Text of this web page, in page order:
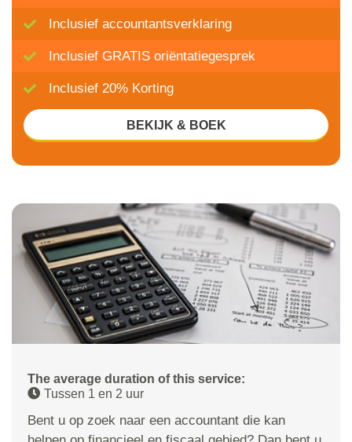
The average duration of this service:
Tussen 1 en 2 uur
Bent u op zoek naar een accountant die kan
Inclusief accountantsverklaring
Inclusief GRATIS oriëntatiegesprek
Inclusief 20% Korting
BEKIJK & BOEK